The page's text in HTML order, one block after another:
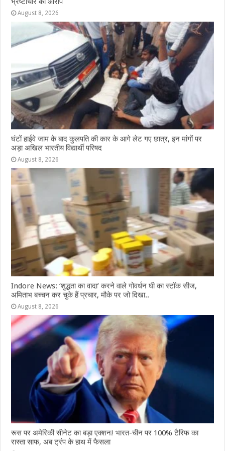
August 8, 2026
घंटों हाईवे जाम के बाद कुलपति की कार के आगे लेट गए छात्र, इन मांगों पर
अड़ा अखिल भारतीय विद्यार्थी परिषद
August 8, 2026
Indore News: ‘शुद्धता का वादा’ करने वाले गोवर्धन घी का स्टॉक सीज,
अमिताभ बच्चन कर चुके हैं प्रचार, मौके पर जो दिखा..
August 8, 2026
रूस पर अमेरिकी सीनेट का बड़ा एक्शन! भारत-चीन पर 100% टैरिफ का
रास्ता साफ, अब ट्रंप के हाथ में फैसला